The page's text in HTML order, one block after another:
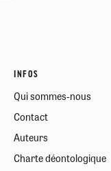
INFOS
Qui sommes-nous
Contact
Auteurs
Charte déontologique